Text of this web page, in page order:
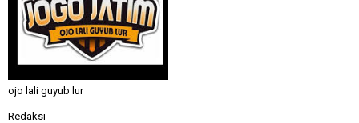
ojo lali guyub lur
Redaksi